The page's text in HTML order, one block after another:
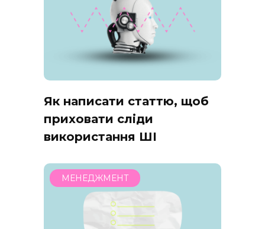
Як написати статтю, щоб
приховати сліди
використання ШІ
МЕНЕДЖМЕНТ